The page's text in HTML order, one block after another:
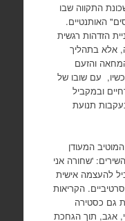
התקווה שבו
האותנטיים.
הזדהות רגשית
אלא בתהליך
והזעם
עם שובו של
ובמקביל
תנועת
המעודן
'שחורה אני
להעצמה אישית
הקריאות
גם כסטירה
אגב, תוך הגחכת